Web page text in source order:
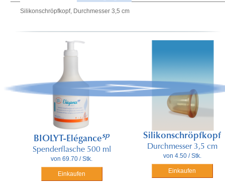
Silikonschröpfkopf, Durchmesser 3,5 cm
BIOLYT-Elégancesp
Spenderflasche 500 ml
von 69.70 / Stk.
Einkaufen
Silikonschröpfkopf
Durchmesser 3,5 cm
von 4.50 / Stk.
Einkaufen